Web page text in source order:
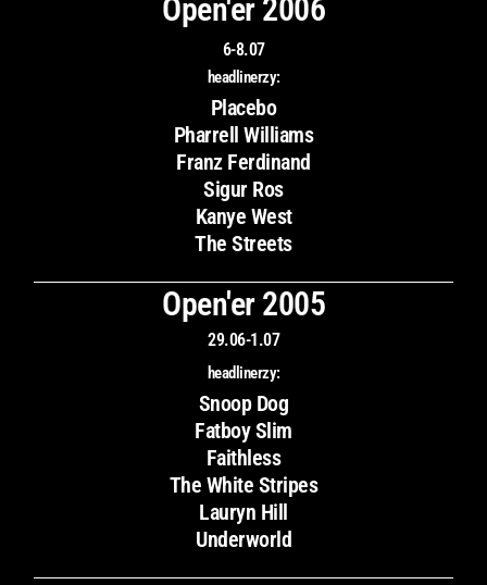
Open'er 2006
6-8.07
headlinerzy:
Placebo
Pharrell Williams
Franz Ferdinand
Sigur Ros
Kanye West
The Streets
Open'er 2005
29.06-1.07
headlinerzy:
Snoop Dog
Fatboy Slim
Faithless
The White Stripes
Lauryn Hill
Underworld